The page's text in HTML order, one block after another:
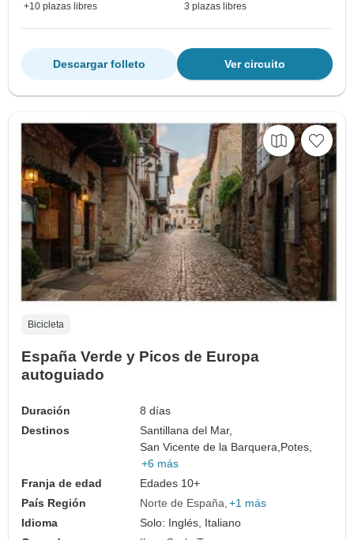
+10 plazas libres 3 plazas libres
Ver circuito
Descargar folleto
Bicicleta
España Verde y Picos de Europa
autoguiado
Duración
8 días
Destinos
Santillana del Mar,
San Vicente de la Barquera, Potes,
+6 más
Franja de edad
Edades 10+
País Región
Norte de España +1 más
Idioma
Solo: Inglés, Italiano